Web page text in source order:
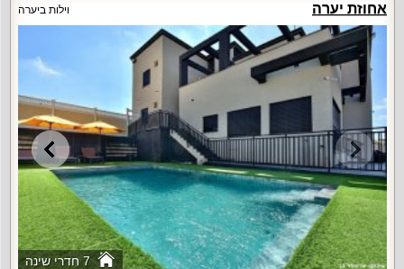
אחוזת יערה וילות ביערה
7 חדרי שינה